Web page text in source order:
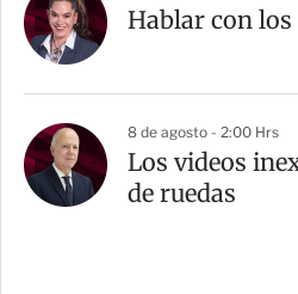
Hablar con
8 de agosto - 2:00 Hrs
Los videos
de ruedas